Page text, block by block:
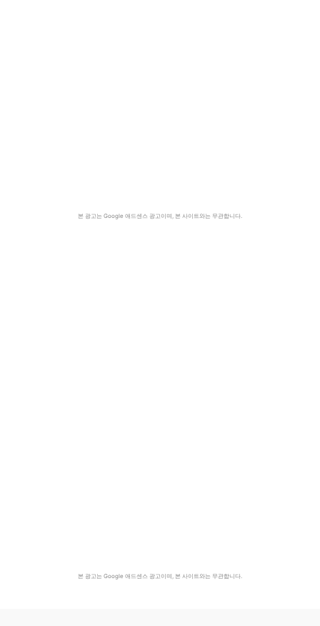
본 광고는 Google 애드센스 광고이며, 본 사이트와는 무관합니다.
본 광고는 Google 애드센스 광고이며, 본 사이트와는 무관합니다.